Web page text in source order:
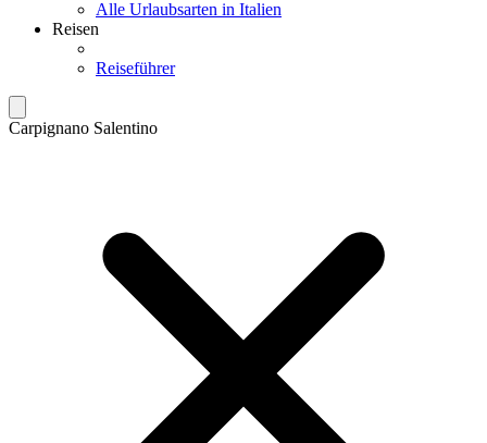
Alle Urlaubsarten in Italien
Reisen
Reiseführer
Carpignano Salentino